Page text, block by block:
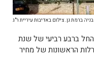
בניה ברמת גן. צילום באדיבות עיריית ר"ג
החל ברבע רביעי של שנת
לרבעון. יצויין כי במחצית הראשונה 2016 החלו ההגרלות הראשונות של מחיר